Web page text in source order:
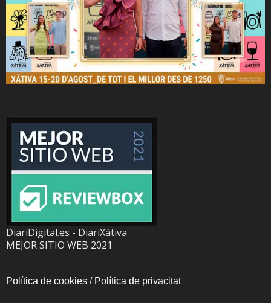
DiariDigital.es - DiariXàtiva
MEJOR SITIO WEB 2021
Política de cookies / Política de privacitat